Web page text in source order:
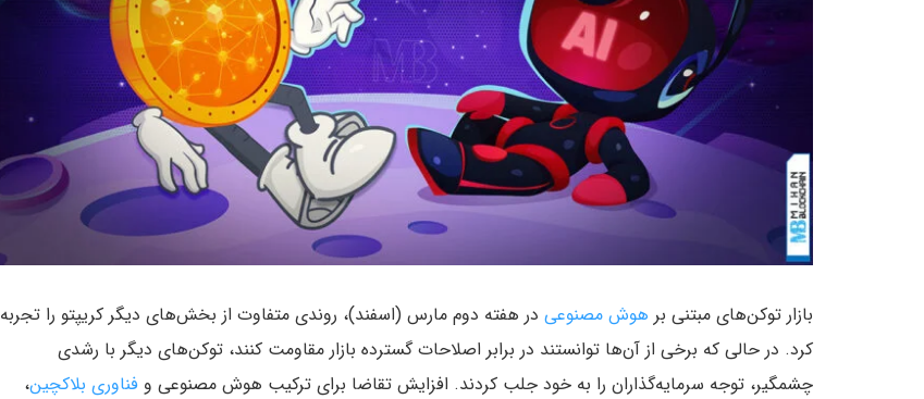
بازار توکن‌های مبتنی بر هوش مصنوعی در هفته دوم مارس (اسفند)، روندی متفاوت از بخش‌های دیگر کریپتو را تجربه
کرد. در حالی که برخی از آن‌ها توانستند در برابر اصلاحات گسترده بازار مقاومت کنند، توکن‌های دیگر با رشدی
چشمگیر، توجه سرمایه‌گذاران را به خود جلب کردند. افزایش تقاضا برای ترکیب هوش مصنوعی و فناوری بلاکچین،